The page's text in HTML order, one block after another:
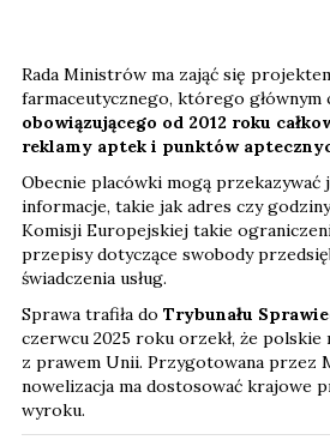
Rada Ministrów ma zająć się
farmaceutycznego, którego głównym
obowiązującego od 2012 roku
reklamy aptek i punktów
Obecnie placówki mogą przekazywać
informacje, takie jak adres czy
Komisji Europejskiej takie
przepisy dotyczące swobody
świadczenia usług.
Sprawa trafiła do Trybunału
czerwcu 2025 roku orzekł, że polskie
z prawem Unii. Przygotowana przez
nowelizacja ma dostosować krajowe
wyroku.